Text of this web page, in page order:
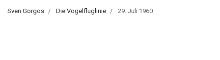
Sven Gorgos Die Vogelfluglinie 29. Juli 1960